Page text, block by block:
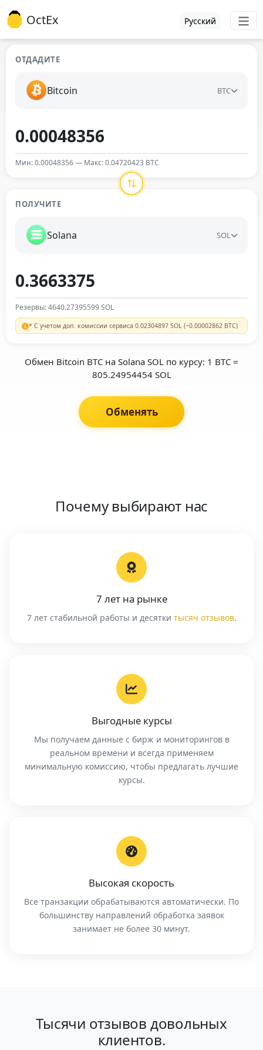
OctEx Русский
ОТДАДИТЕ
Bitcoin BTC
Мин: 0.00048356 — Макс: 0.04720423 BTC
ПОЛУЧИТЕ
Solana SOL
Резервы: 4640.27395599 SOL
* С учетом доп. комиссии сервиса 0.02304897 SOL (~0.00002862 BTC)
Обмен Bitcoin BTC на Solana SOL по курсу: 1 BTC =
805.24954454 SOL
Обменять
Почему выбирают нас
7 лет на рынке
7 лет стабильной работы и десятки тысяч отзывов.
Выгодные курсы
Мы получаем данные с бирж и мониторингов в
реальном времени и всегда применяем
минимальную комиссию, чтобы предлагать лучшие
курсы.
Высокая скорость
Все транзакции обрабатываются автоматически. По
большинству направлений обработка заявок
занимает не более 30 минут.
Тысячи отзывов довольных
клиентов.